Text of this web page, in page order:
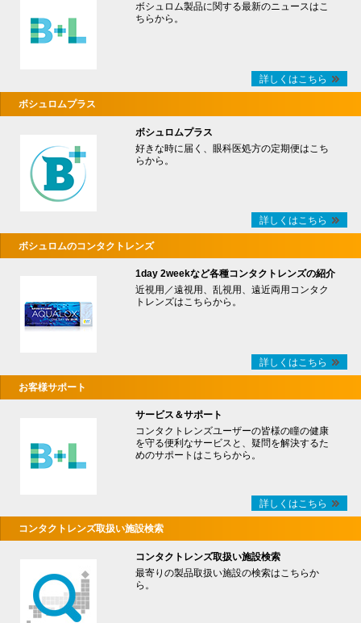
ボシュロム製品に関する最新のニュースはこ
ちらから。
詳しくはこちら
ボシュロムプラス
ボシュロムプラス
好きな時に届く、眼科医処方の定期便はこち
らから。
詳しくはこちら
ボシュロムのコンタクトレンズ
1day 2weekなど各種コンタクトレンズの紹介
近視用／遠視用、乱視用、遠近両用コンタク
トレンズはこちらから。
詳しくはこちら
お客様サポート
サービス＆サポート
コンタクトレンズユーザーの皆様の瞳の健康
を守る便利なサービスと、疑問を解決するた
めのサポートはこちらから。
詳しくはこちら
コンタクトレンズ取扱い施設検索
コンタクトレンズ取扱い施設検索
最寄りの製品取扱い施設の検索はこちらか
ら。